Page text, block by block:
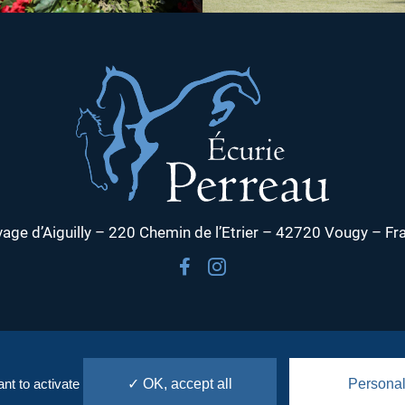
d’Aiguilly – 220 Chemin de l’Etrier – 42720 Vougy –
© 2021 ECURIES PERREAU |INNOV'DATA MENTIONS
to activate ✓ OK, accept all